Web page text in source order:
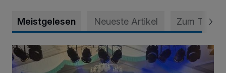
Meistgelesen Neueste Artikel Zum Thema
Viele Bilder: Toller Auftakt des Unterbacher